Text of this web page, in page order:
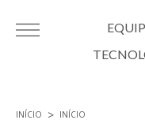
INÍCIO INÍCIO